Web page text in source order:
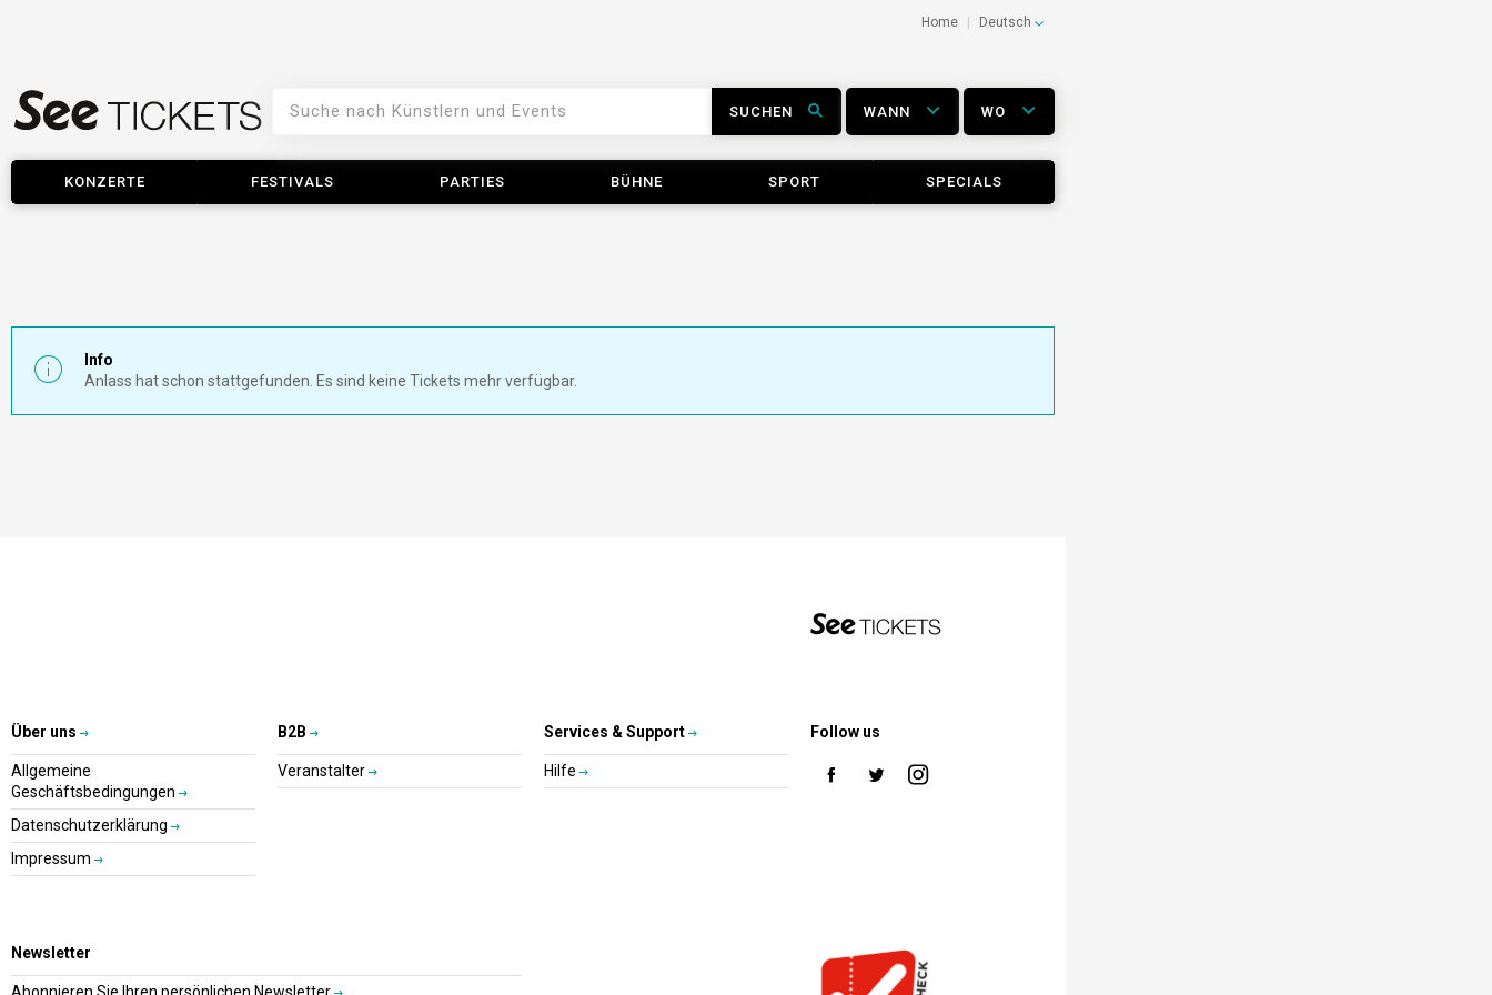
Home Deutsch
SUCHEN WANN WO
KONZERTE FESTIVALS PARTIES BÜHNE SPORT SPECIALS
Info
Anlass hat schon stattgefunden. Es sind keine Tickets mehr verfügbar.
Über uns
Allgemeine
Geschäftsbedingungen
Datenschutzerklärung
Impressum
B2B
Veranstalter
Services & Support
Hilfe
Follow us
Newsletter